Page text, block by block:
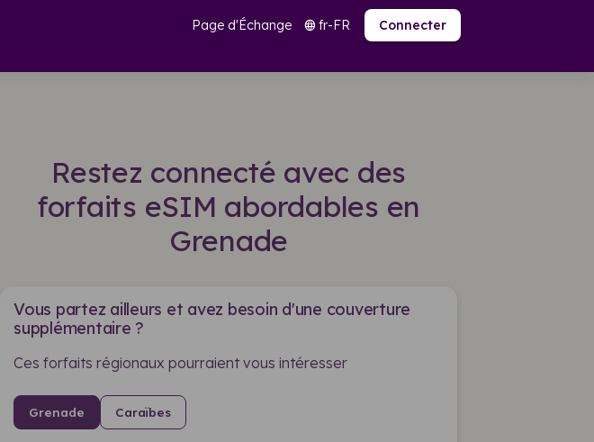
Page d'Échange language fr-FR Connecter
Restez connecté avec des
forfaits eSIM abordables en
Grenade
Vous partez ailleurs et avez besoin d'une couverture
supplémentaire ?
Ces forfaits régionaux pourraient vous intéresser
Grenade Caraïbes